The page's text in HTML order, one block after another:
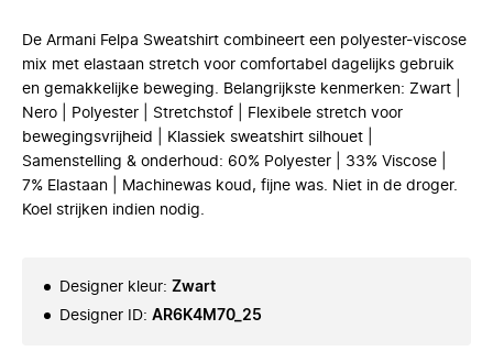
De Armani Felpa Sweatshirt combineert een polyester-viscose
mix met elastaan stretch voor comfortabel dagelijks gebruik
en gemakkelijke beweging. Belangrijkste kenmerken: Zwart |
Nero | Polyester | Stretchstof | Flexibele stretch voor
bewegingsvrijheid | Klassiek sweatshirt silhouet |
Samenstelling & onderhoud: 60% Polyester | 33% Viscose |
7% Elastaan | Machinewas koud, fijne was. Niet in de droger.
Koel strijken indien nodig.
Designer kleur: Zwart
Designer ID: AR6K4M70_25